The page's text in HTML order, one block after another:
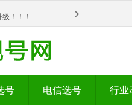
！！！
号 电信选号 行业